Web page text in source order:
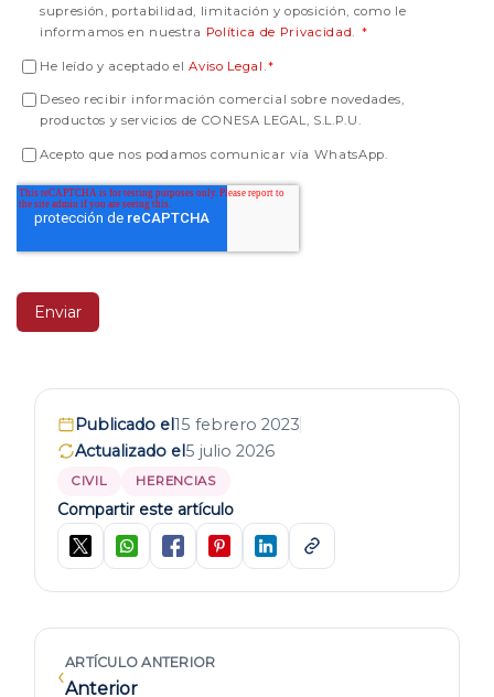
supresión, portabilidad, limitación y oposición, como le
informamos en nuestra Política de Privacidad. *
He leído y aceptado elAviso Legal *
Deseo recibir información comercial sobre novedades,
productos y servicios de CONESA LEGAL, S.L.P.U.
Acepto que nos podamos comunicar vía WhatsApp.
Publicado el15 febrero 2023
Actualizado el5 julio 2026
CIVIL HERENCIAS
Compartir este artículo
‹ARTÍCULO ANTERIOR
Anterior